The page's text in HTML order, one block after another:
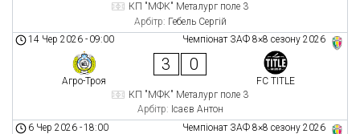
КП "МФК" Металург поле 3
Арбітр: Гебель Сергій
Чемпіонат ЗАФ 8×8 сезону 2026
14 Чер 2026 - 09:00
Агро-Троя
3 0
FC TITLE
КП "МФК" Металург поле 3
Арбітр: Ісаєв Антон
Чемпіонат ЗАФ 8×8 сезону 2026
6 Чер 2026 -18:00